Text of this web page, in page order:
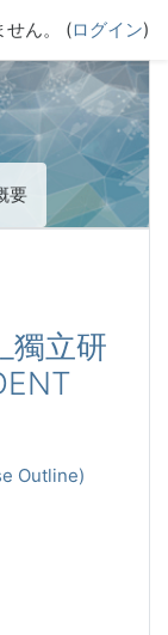
せん。 (ログイン)
要
獨立研
Outline)